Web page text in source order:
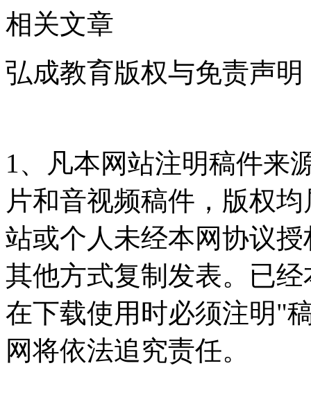
相关文章
弘成教育版权与免责声明
1、凡本网站注明稿件来
片和音视频稿件，版权
站或个人未经本网协议
其他方式复制发表。已
在下载使用时必须注明"
网将依法追究责任。